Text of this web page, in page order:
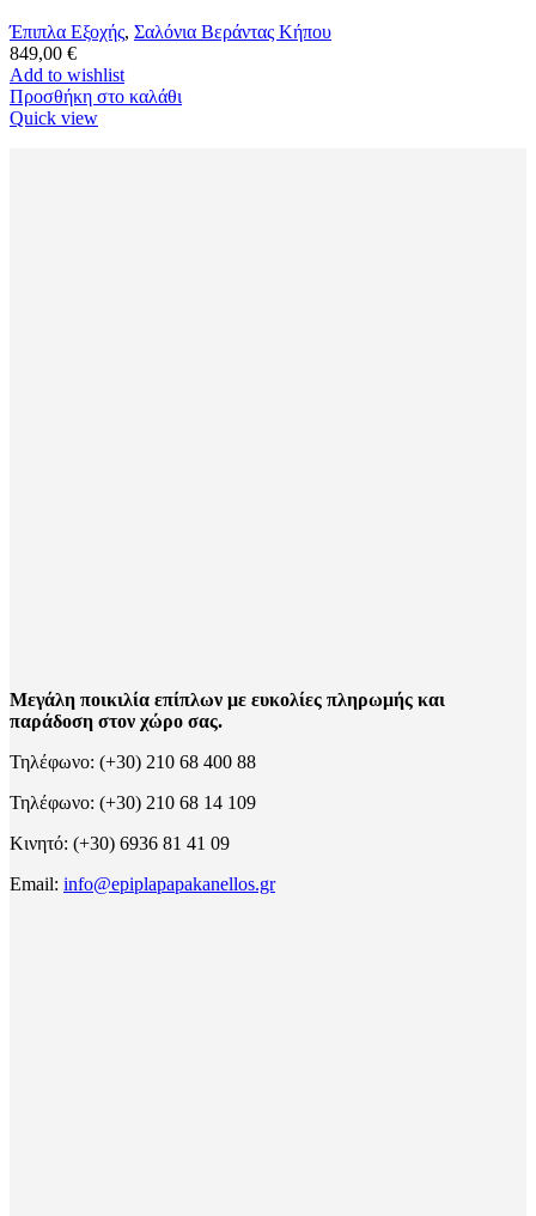
Έπιπλα Εξοχής, Σαλόνια Βεράντας Κήπου
849,00 €
Add to wishlist
Προσθήκη στο καλάθι
Quick view
Μεγάλη ποικιλία επίπλων με ευκολίες πληρωμής και
παράδοση στον χώρο σας.
Τηλέφωνο: (+30) 210 68 400 88
Τηλέφωνο: (+30) 210 68 14 109
Κινητό: (+30) 6936 81 41 09
Email: info@epiplapapakanellos.gr